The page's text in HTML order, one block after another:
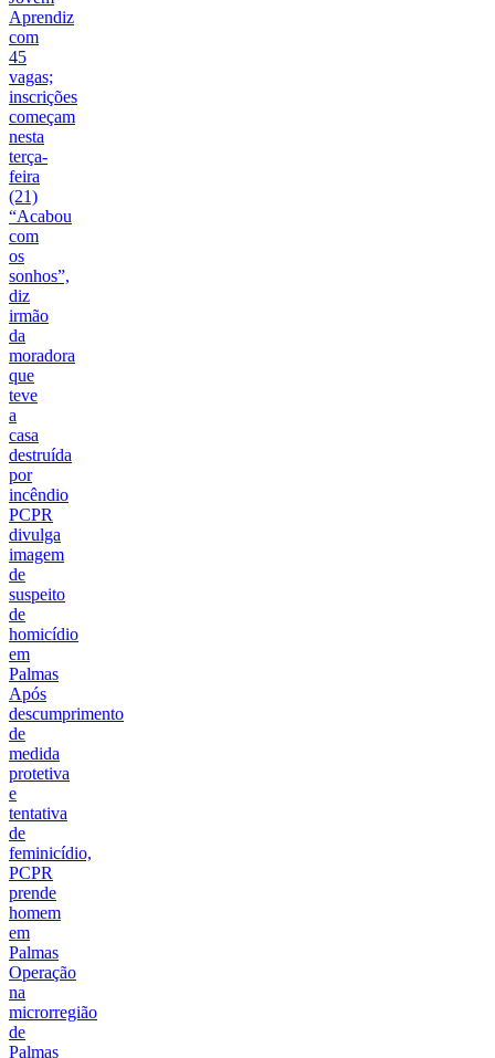
Aprendiz
com
45
vagas;
inscrições
começam
nesta
terça-
feira
(21)
“Acabou
com
os
sonhos”,
diz
irmão
da
moradora
que
teve
a
casa
destruída
por
incêndio
PCPR
divulga
imagem
de
suspeito
de
homicídio
em
Palmas
Após
descumprimento
de
medida
protetiva
e
tentativa
de
feminicídio,
PCPR
prende
homem
em
Palmas
Operação
na
microrregião
de
Palmas